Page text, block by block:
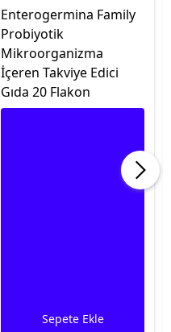
Enterogermina Family
Probiyotik
Mikroorganizma
İçeren Takviye Edici
Gıda 20 Flakon
Sepete Ekle